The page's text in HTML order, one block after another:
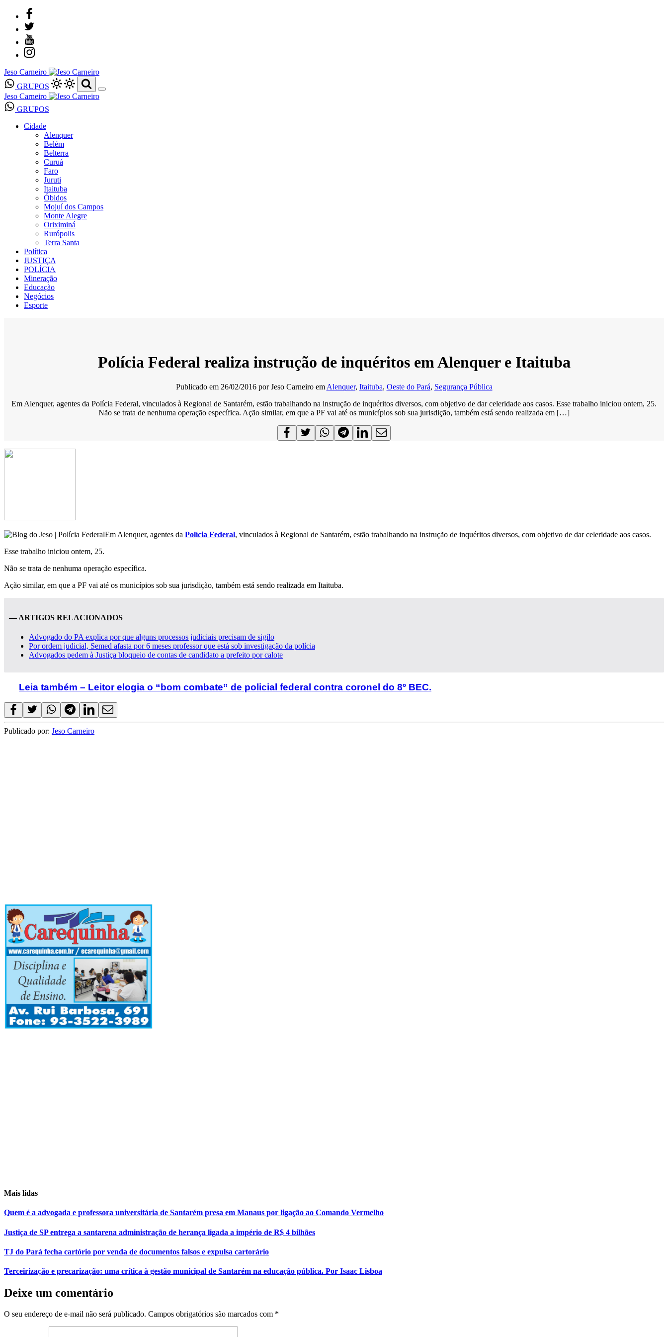
Jeso Carneiro
GRUPOS
Jeso Carneiro
GRUPOS
Cidade
Alenquer
Belém
Belterra
Curuá
Faro
Juruti
Itaituba
Óbidos
Mojuí dos Campos
Monte Alegre
Oriximiná
Rurópolis
Terra Santa
Política
JUSTIÇA
POLÍCIA
Mineração
Educação
Negócios
Esporte
Polícia Federal realiza instrução de inquéritos em Alenquer e Itaituba
Publicado em 26/02/2016 porJeso Carneiro em Alenquer, Itaituba, Oeste do Pará, Segurança Pública
Em Alenquer, agentes da Polícia Federal, vinculados à Regional de Santarém, estão trabalhando na instrução de inquéritos diversos, com objetivo de dar celeridade aos casos. Esse trabalho iniciou ontem, 25.
Não se trata de nenhuma operação específica. Ação similar, em que a PF vai até os municípios sob sua jurisdição, também está sendo realizada em […]
Em Alenquer, agentes da Polícia Federal, vinculados à Regional de Santarém, estão trabalhando na instrução de inquéritos diversos, com objetivo de dar celeridade aos casos.
Esse trabalho iniciou ontem, 25.
Não se trata de nenhuma operação específica.
Ação similar, em que a PF vai até os municípios sob sua jurisdição, também está sendo realizada em Itaituba.
— ARTIGOS RELACIONADOS
Advogado do PA explica por que alguns processos judiciais precisam de sigilo
Por ordem judicial, Semed afasta por 6 meses professor que está sob investigação da polícia
Advogados pedem à Justiça bloqueio de contas de candidato a prefeito por calote
Leia também – Leitor elogia o “bom combate” de policial federal contra coronel do 8º BEC.
Publicado por: Jeso Carneiro
Mais lidas
Quem é a advogada e professora universitária de Santarém presa em Manaus por ligação ao Comando Vermelho
Justiça de SP entrega a santarena administração de herança ligada a império de R$ 4 bilhões
TJ do Pará fecha cartório por venda de documentos falsos e expulsa cartorário
Terceirização e precarização: uma crítica à gestão municipal de Santarém na educação pública. Por Isaac Lisboa
Deixe um comentário
O seu endereço de e-mail não será publicado. Campos obrigatórios são marcados com *